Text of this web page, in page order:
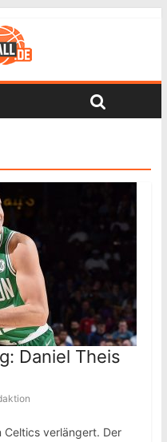
Daniel Theis
Celtics verlängert. Der